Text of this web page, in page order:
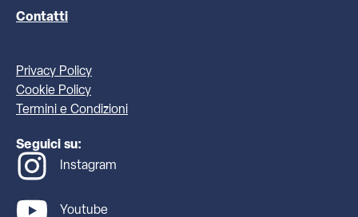
Contatti
Privacy Policy
Cookie Policy
Termini e Condizioni
Seguici su:
Instagram
Youtube